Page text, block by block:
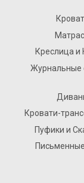
Креслица и
Журнальные
Кровати-
Пуфики и